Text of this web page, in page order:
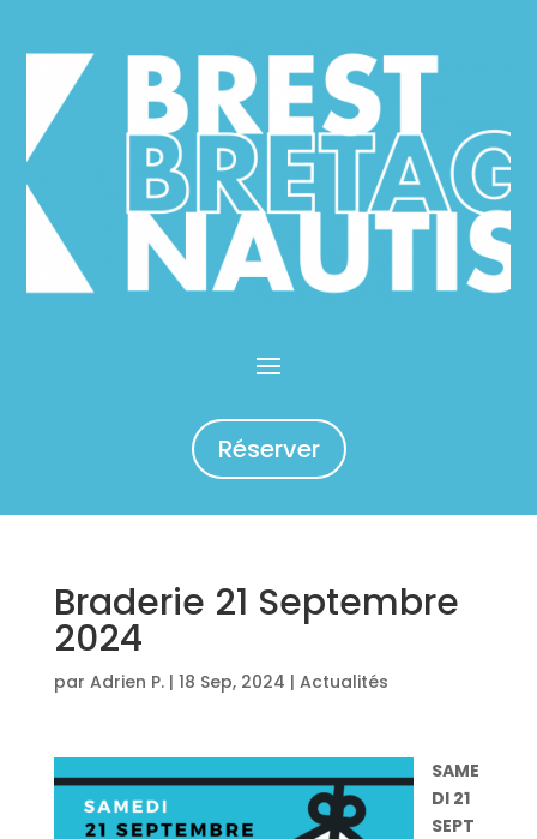
Réserver
Braderie 21 Septembre
2024
par Adrien P.| 18 Sep, 2024 | Actualités
SAME
DI 21
SEPT